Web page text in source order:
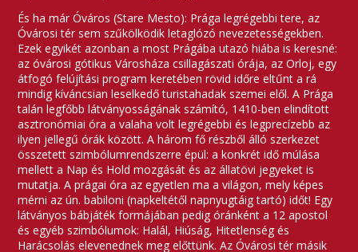
És ha már Óváros (Stare Mesto): Prága legrégebbi tere, az
Óvárosi tér sem szűkölködik letaglózó nevezetességekben.
Ezek egyikét azonban a most Prágába utazó hiába is keresné:
az óvárosi gótikus Városháza csillagászati órája, az Orloj, egy
átfogó felújítási program keretében rövid időre eltűnt a rá
mindig kíváncsian leselkedő turistahadak szemei elől. A Prága
talán legfőbb látványosságának számító, 1410-ben elindított
asztronómiai óra a valaha volt legrégebbi és legprecízebb az
ilyen jellegű órák között. A három fő részből álló szerkezet
összetett szimbólumrendszerre épül: a konkrét idő múlása
mellett a Nap és Hold mozgását és az állatövi jegyeket is
mutatja. A prágai óra az egyetlen ma a világon, mely képes
mérni az ún. babiloni (napkeltétől napnyugtáig tartó) időt! Egy
látványos bábjáték formájában pedig óránként a 12 apostol
és egyéb szimbólumok: Halál, Hiúság, Hitetlenség és
Harácsolás elevenednek meg előttünk. Az Óvárosi tér másik